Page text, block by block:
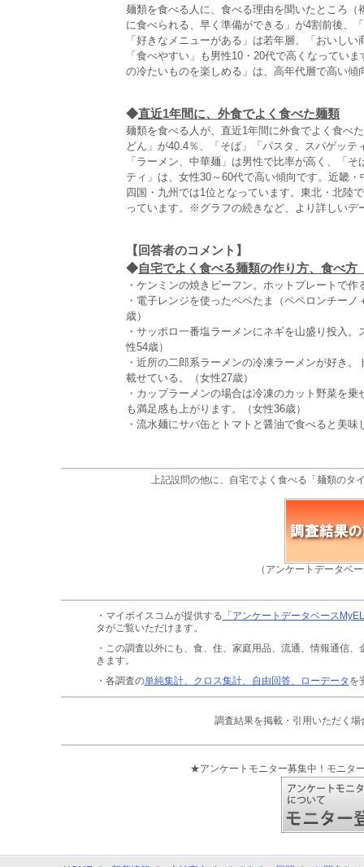
麺類を食べる人に、食べる理由を聞いたところ
に食べられる、早く準備ができる」が4割前後、
「好きなメニューがある」は若年層、「おいし
「食べやすい」も男性10・20代で高くなってい
の冷たいものを楽しめる」は、高年代層で高い傾
◆直近1年間に、外食でよく食べた麺類
麺類を食べる人が、直近1年間に外食でよく食べ
どん」が40.4％、「そば」「パスタ、スパゲッテ
「ラーメン、中華麺」は男性で比率が高く、「
ティ」は、女性30～60代で高い傾向です。近畿
四国・九州では1位となっています。東北・北陸
っています。※グラフの続きなど、より詳しい
【回答者のコメント】
◆自宅でよく食べる麺類の作り方、食べ方
・ケンミンの焼きビーフン。ホットプレートで作
・電子レンジを使ったペペたま（ペペロンチー
歳）
・サッポロ一番塩ラーメンにネギを山盛り投入
性54歳）
・近所の二郎系ラーメンの冷凍ラーメンが好き
載せている。（女性27歳）
・カップラーメンの場合は冷凍のカット野菜を
も満足感も上がります。（女性36歳）
・流水麺にサバ缶とトマトと醤油で食べると美味
上記設問の他に、自宅でよく食べる「麺類のタ
（アンケートデータベ
・マイボイスコムが提供する 「アンケートデータベース
タがご覧いただけます。
・この調査以外にも、食、住、家庭用品、流通、情報通信、
きます。
・各調査の単純集計、クロス集計、自由回答、ローデータ を
調査結果を掲載・引用いただく場
★アンケートモニター募集中！モニタ